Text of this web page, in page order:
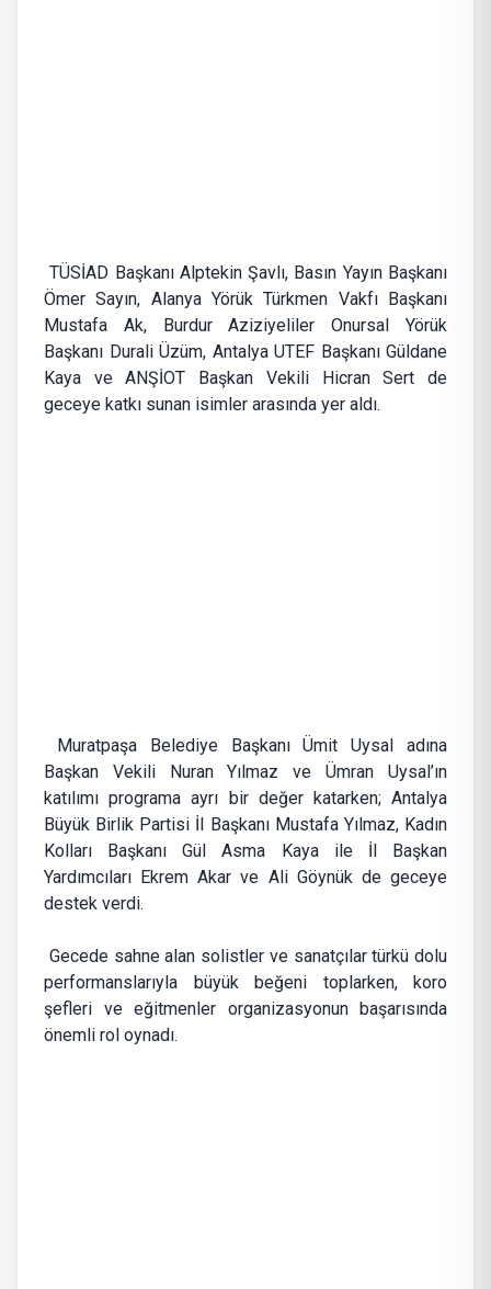
TÜSİAD Başkanı Alptekin Şavlı, Basın Yayın Başkanı
Ömer Sayın, Alanya Yörük Türkmen Vakfı Başkanı
Mustafa Ak, Burdur Aziziyeliler Onursal Yörük
Başkanı Durali Üzüm, Antalya UTEF Başkanı Güldane
Kaya ve ANŞİOT Başkan Vekili Hicran Sert de
geceye katkı sunan isimler arasında yer aldı.
Muratpaşa Belediye Başkanı Ümit Uysal adına
Başkan Vekili Nuran Yılmaz ve Ümran Uysal’ın
katılımı programa ayrı bir değer katarken; Antalya
Büyük Birlik Partisi İl Başkanı Mustafa Yılmaz, Kadın
Kolları Başkanı Gül Asma Kaya ile İl Başkan
Yardımcıları Ekrem Akar ve Ali Göynük de geceye
destek verdi.
Gecede sahne alan solistler ve sanatçılar türkü dolu
performanslarıyla büyük beğeni toplarken, koro
şefleri ve eğitmenler organizasyonun başarısında
önemli rol oynadı.